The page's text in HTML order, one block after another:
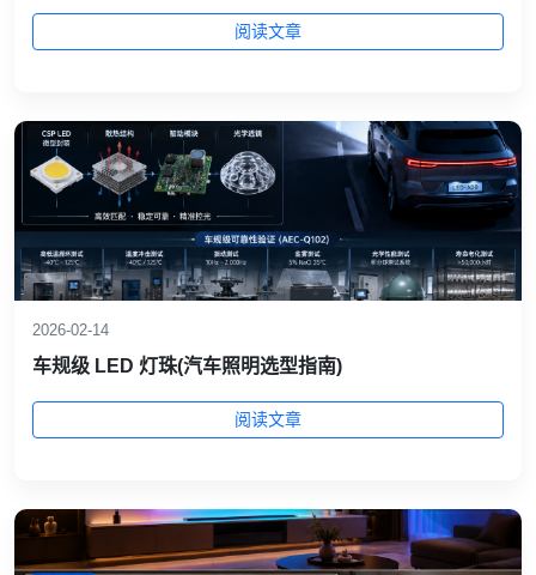
阅读文章
2026-02-14
车规级 LED 灯珠(汽车照明选型指南)
阅读文章